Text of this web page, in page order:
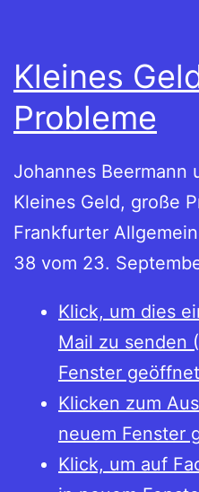
Kleines
Probleme
Johannes Beermann
Kleines Geld, große
Frankfurter
38 vom 23.
Klick, um dies
Mail zu senden
Fenster
Klicken zum
neuem Fenster
Klick, um auf